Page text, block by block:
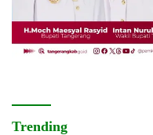
Trending